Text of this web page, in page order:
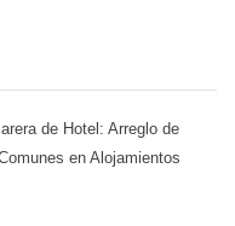
de Hotel: Arreglo de
en Alojamientos